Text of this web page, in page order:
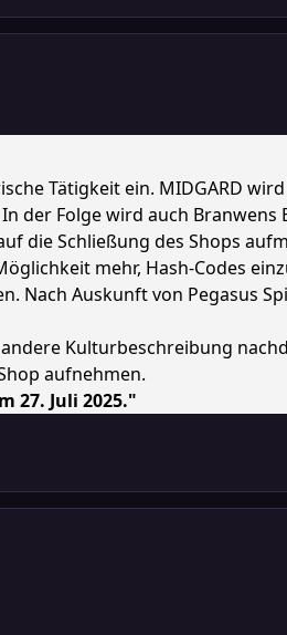
Tätigkeit ein. MIDGARD
der Folge wird auch
die Schließung des Shops
mehr, Hash-Codes
Nach Auskunft von Pegasus
Kulturbeschreibung
aufnehmen.
27. Juli 2025."